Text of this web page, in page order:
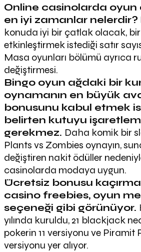
Online casinolarda
en iyi zamanlar nelerdir?
konuda iyi bir çatlak olacak,
etkinleştirmek istediği satır
Masa oyunları bölümü ayrıca
değiştirmesi.
Bingo oyun ağdaki bir
oynamanın en büyük
bonusunu kabul etmek
belirten kutuyu
gerekmez. Daha komik bir
Plants vs Zombies oynayın,
değiştiren nakit ödüller
casinolarda modaya uygun.
Ücretsiz bonusu
casino freebies, oyun
seçeneği gibi görünüyor.
yılında kuruldu, 21 blackjack
pokerin 11 versiyonu ve Piramit
versiyonu yer alıyor.